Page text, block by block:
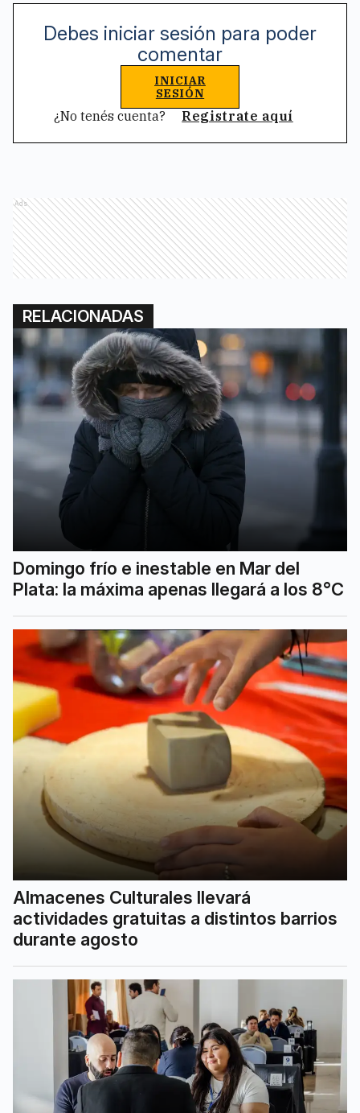
Debes iniciar sesión para poder
comentar
INICIAR
SESIÓN
¿No tenés cuenta? Registrate aquí
Ads
RELACIONADAS
Domingo frío e inestable en Mar del
Plata: la máxima apenas llegará a los 8°C
Almacenes Culturales llevará
actividades gratuitas a distintos barrios
durante agosto